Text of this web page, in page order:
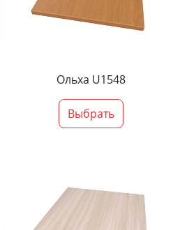
Ольха U1548
Выбрать